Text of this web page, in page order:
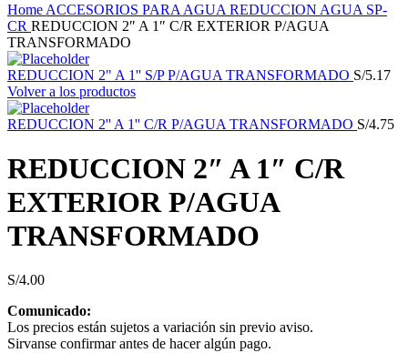
Home ACCESORIOS PARA AGUA REDUCCION AGUA SP-
CR REDUCCION 2″ A 1″ C/R EXTERIOR P/AGUA
TRANSFORMADO
REDUCCION 2" A 1'' S/P P/AGUA TRANSFORMADO S/5.17
Volver a los productos
REDUCCION 2'' A 1'' C/R P/AGUA TRANSFORMADO S/4.75
REDUCCION 2″ A 1″ C/R
EXTERIOR P/AGUA
TRANSFORMADO
S/4.00
Comunicado:
Los precios están sujetos a variación sin previo aviso.
Sirvanse confirmar antes de hacer algún pago.